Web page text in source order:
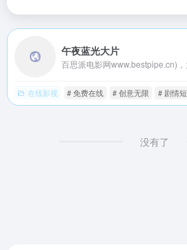
午夜蓝光大片
在线影视 # 免费在线 # 创意无限 # 剧情
没有了